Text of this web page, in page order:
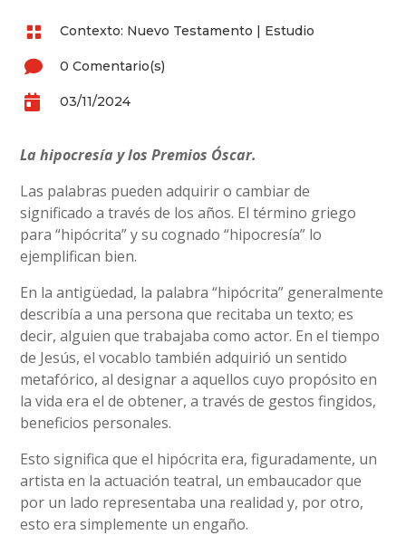
 Contexto: Nuevo Testamento | Estudio
 0 Comentario(s)
 03/11/2024
La hipocresía y los Premios Óscar.
Las palabras pueden adquirir o cambiar de
significado a través de los años. El término griego
para “hipócrita” y su cognado “hipocresía” lo
ejemplifican bien.
En la antigüedad, la palabra “hipócrita” generalmente
describía a una persona que recitaba un texto; es
decir, alguien que trabajaba como actor. En el tiempo
de Jesús, el vocablo también adquirió un sentido
metafórico, al designar a aquellos cuyo propósito en
la vida era el de obtener, a través de gestos fingidos,
beneficios personales.
Esto significa que el hipócrita era, figuradamente, un
artista en la actuación teatral, un embaucador que
por un lado representaba una realidad y, por otro,
esto era simplemente un engaño.